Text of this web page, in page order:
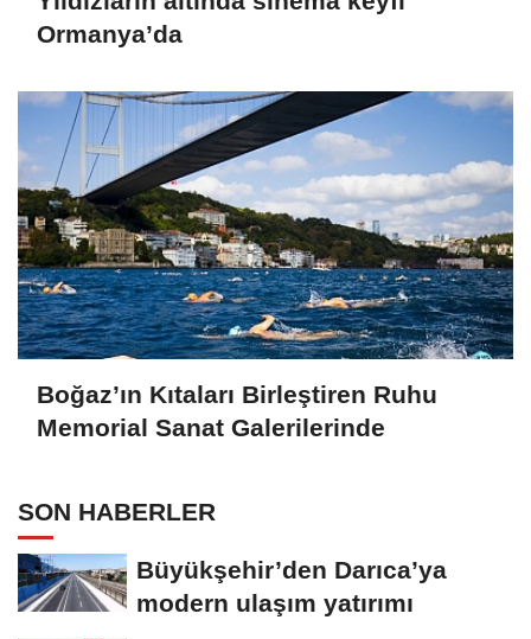
Ormanya’da
Boğaz’ın Kıtaları Birleştiren Ruhu
Memorial Sanat Galerilerinde
SON HABERLER
Büyükşehir’den Darıca’ya
modern ulaşım yatırımı